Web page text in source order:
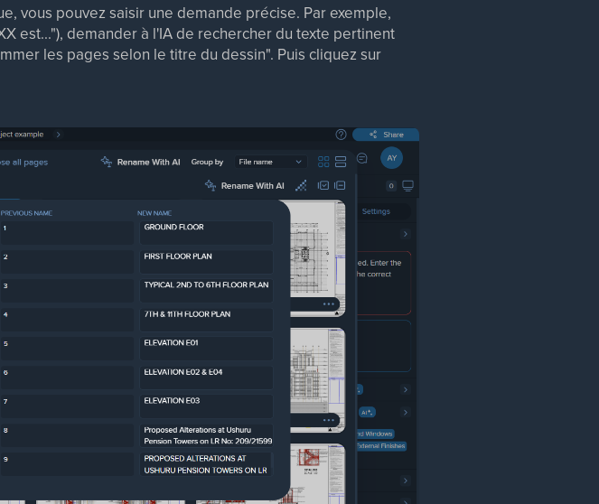
vous pouvez saisir une demande précise. Par exemple,
est..."), demander à l'IA de rechercher du texte pertinent
les pages selon le titre du dessin". Puis cliquez sur